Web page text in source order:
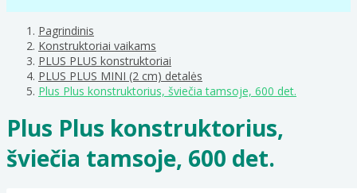
Pagrindinis
Konstruktoriai vaikams
PLUS PLUS konstruktoriai
PLUS PLUS MINI (2 cm) detalės
Plus Plus konstruktorius, šviečia tamsoje, 600 det.
Plus Plus konstruktorius,
šviečia tamsoje, 600 det.